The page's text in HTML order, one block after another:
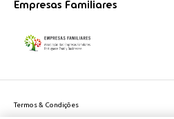
Empresas Familiares
Termos & Condições